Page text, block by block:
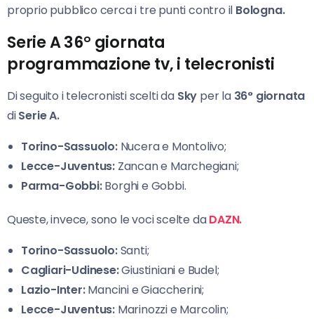
proprio pubblico cerca i tre punti contro il Bologna.
Serie A 36° giornata
programmazione tv, i telecronisti
Di seguito i telecronisti scelti da Sky per la 36° giornata
diSerie A.
Torino-Sassuolo:Nucera e Montolivo;
Lecce-Juventus: Zancan e Marchegiani;
Parma-Gobbi:Borghi e Gobbi.
Queste, invece, sono le voci scelte daDAZN.
Torino-Sassuolo:Santi;
Cagliari-Udinese:Giustiniani e Budel;
Lazio-Inter:Mancini e Giaccherini;
Lecce-Juventus: Marinozzi e Marcolin;